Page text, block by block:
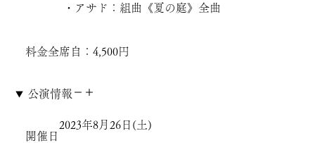
・アサド：組曲《夏の庭》全曲
料金全席自：4,500円
公演情報
開催日
2023年8月26日(土)